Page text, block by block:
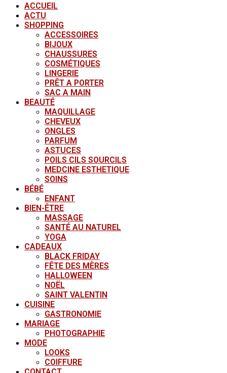
ACCUEIL
ACTU
SHOPPING
ACCESSOIRES
BIJOUX
CHAUSSURES
COSMÉTIQUES
LINGERIE
PRÊT A PORTER
SAC A MAIN
BEAUTÉ
MAQUILLAGE
CHEVEUX
ONGLES
PARFUM
ASTUCES
POILS CILS SOURCILS
MEDCINE ESTHETIQUE
SOINS
BÉBÉ
ENFANT
BIEN-ÊTRE
MASSAGE
SANTÉ AU NATUREL
YOGA
CADEAUX
BLACK FRIDAY
FÊTE DES MÈRES
HALLOWEEN
NOËL
SAINT VALENTIN
CUISINE
GASTRONOMIE
MARIAGE
PHOTOGRAPHIE
MODE
LOOKS
COIFFURE